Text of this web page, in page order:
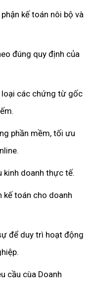
kế toán nôi bộ và
đúng quy định của
loại các chứng từ gốc
phần mềm, tối ưu
kinh doanh thực tế.
kế toán cho doanh
để duy trì hoạt động
cầu cùa Doanh